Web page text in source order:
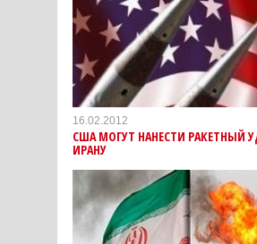
16.02.2012
США МОГУТ НАНЕСТИ РАКЕТНЫЙ
ИРАНУ